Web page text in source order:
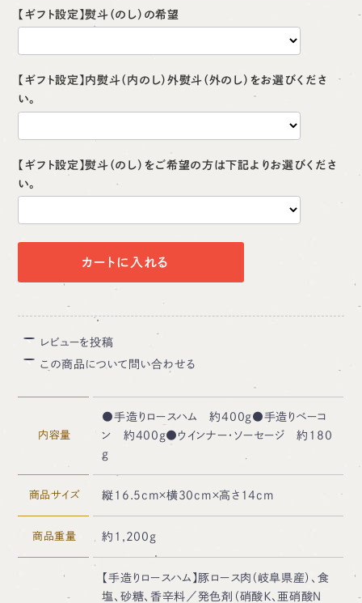
【ギフト設定】熨斗（のし）の希望
【ギフト設定】内熨斗（内のし）外熨斗（外のし）をお選びくださ
い。
【ギフト設定】熨斗（のし）をご希望の方は下記よりお選びくださ
い。
カートに入れる
レビューを投稿
この商品について問い合わせる
内容量
●手造りロースハム 約400g●手造りベーコ
ン 約400g●ウインナー・ソーセージ 約180
g
商品サイズ 縦16.5cm×横30cm×高さ14cm
商品重量 約1,200g
【手造りロースハム】豚ロース肉（岐阜県産）、食
塩、砂糖、香辛料／発色剤（硝酸Ｋ、亜硝酸Ｎ